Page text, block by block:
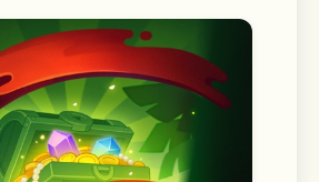
at a glance in Open
time trends in Open